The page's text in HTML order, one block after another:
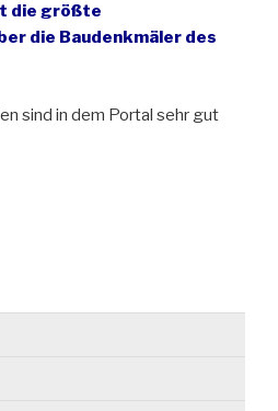
die größte
die Baudenkmäler des
sind in dem Portal sehr gut